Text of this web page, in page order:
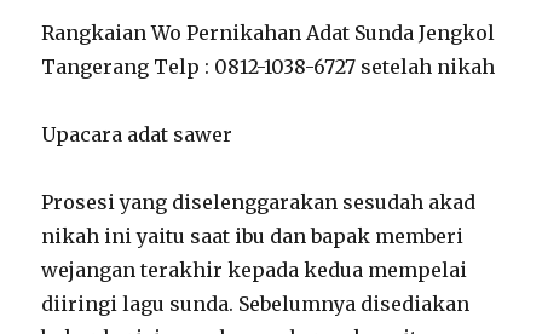
Rangkaian Wo Pernikahan Adat Sunda Jengkol
Tangerang Telp : 0812-1038-6727 setelah nikah
Upacara adat sawer
Prosesi yang diselenggarakan sesudah akad
nikah ini yaitu saat ibu dan bapak memberi
wejangan terakhir kepada kedua mempelai
diiringi lagu sunda. Sebelumnya disediakan